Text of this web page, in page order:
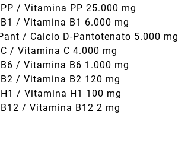
/ Vitamina PP 25.000 mg
/ Vitamina B1 6.000 mg
/ Calcio D-Pantotenato 5.000 mg
/ Vitamina C 4.000 mg
/ Vitamina B6 1.000 mg
/ Vitamina B2 120 mg
/ Vitamina H1 100 mg
/ Vitamina B12 2 mg